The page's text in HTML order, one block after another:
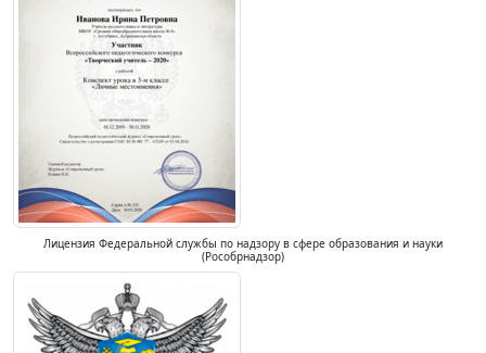
Лицензия Федеральной службы по надзору в сфере образования и науки
(Рособрнадзор)